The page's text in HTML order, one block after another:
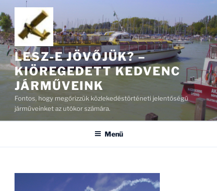
Tartalomhoz
LESZ-E JÖVŐJÜK? –
KIÖREGEDETT KEDVENC
JÁRMŰVEINK
Fontos, hogy megőrizzük közlekedéstörténeti jelentőségű
járműveinket az utókor számára.
Menü